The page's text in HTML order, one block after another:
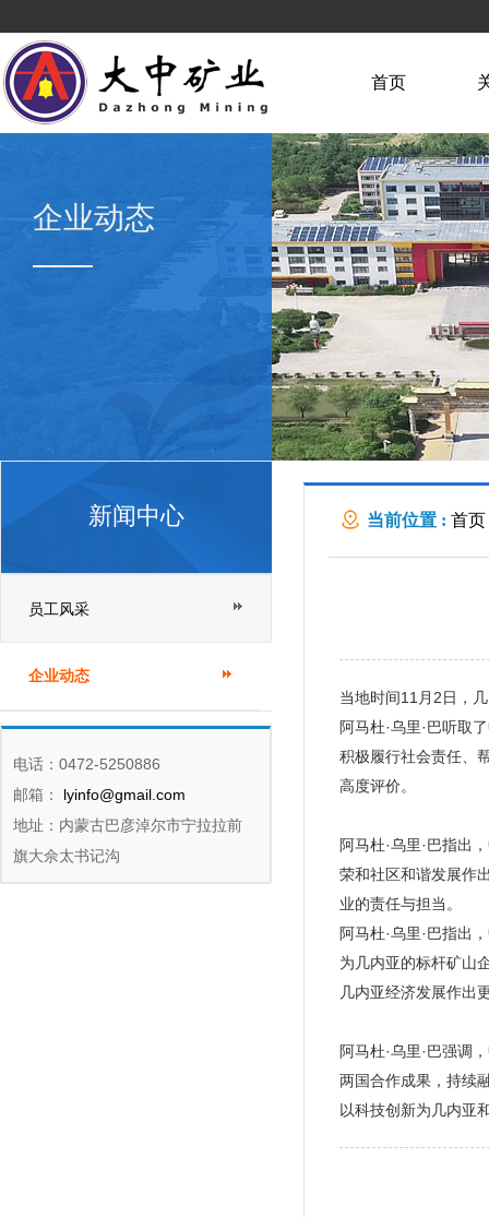
首页
企业动态
新闻中心
员工风采
企业动态
电话：0472-5250886
邮箱：
lyinfo@gmail.com
地址：内蒙古巴彦淖尔市宁拉拉前
旗大佘太书记沟
当前位置 : 首页
当地时间11月2日，
阿马杜·乌里·巴听取
积极履行社会责任、
高度评价。
阿马杜·乌里·巴指出
荣和社区和谐发展作
业的责任与担当。
阿马杜·乌里·巴指出
为几内亚的标杆矿山
几内亚经济发展作出
阿马杜·乌里·巴强调
两国合作成果，持续
以科技创新为几内亚